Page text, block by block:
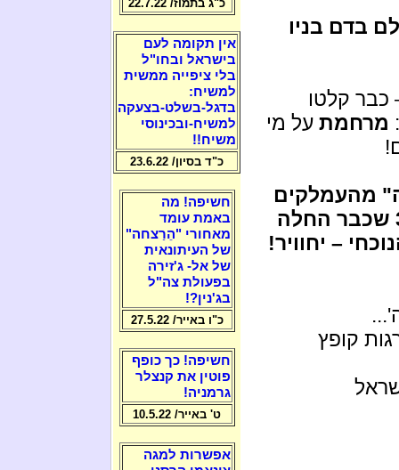
בדם בניו
כבר קלטו
מרחמת על מי
מהעמלקים
הישמעאלים החל מאינתיפאדת אוסלו 3 שכבר החלה
– יחוויר!
קופץ
כ"ג בתמוז/ 22.7.22
אין תקומה לעם
בישראל ובחו"ל
בלי ציפייה ממשית
למשיח:
בדגל-בשלט-בצעקה
למשיח-ובכינוסי
משיח!!
כ"ד בסיון/ 23.6.22
חשיפה! מה
באמת עומד
מאחורי "הֵרַצחה"
של העיתונאית
של אל- ג'זירה
בפעולת צה"ל
בג'נין?!
כ"ו באייר/ 27.5.22
חשיפה! כך כופף
פוטין את קנצלר
גרמניה!
ט' באייר/ 10.5.22
אפשרות למגה